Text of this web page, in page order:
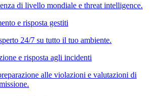
di livello mondiale e threat intelligence.
e risposta gestiti
24/7 su tutto il tuo ambiente.
e risposta agli incidenti
alle violazioni e valutazioni di